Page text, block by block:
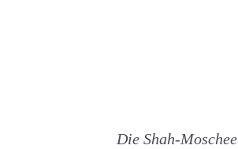
Die Shah-Moschee